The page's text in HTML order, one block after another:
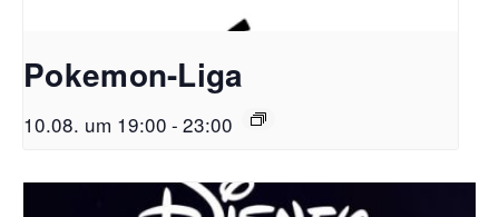
Pokemon-Liga
10.08. um 19:00 - 23:00